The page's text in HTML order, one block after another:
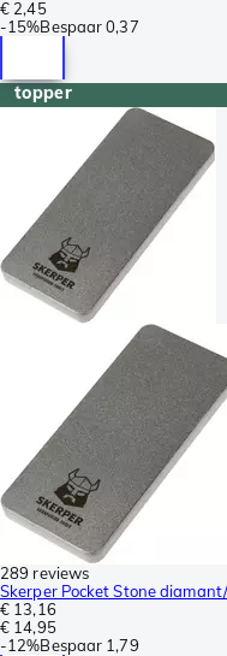
€ 2,45
-15%Bespaar 0,37
topper
289 reviews
Skerper Pocket Stone
€ 13,16
€ 14,95
-12%Bespaar 1,79